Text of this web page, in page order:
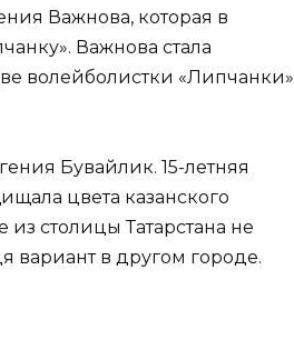
Важнова, которая в
Важнова стала
волейболистки «Липчанки»
Бувайлик. 15-летняя
цвета казанского
столицы Татарстана не
вариант в другом городе.